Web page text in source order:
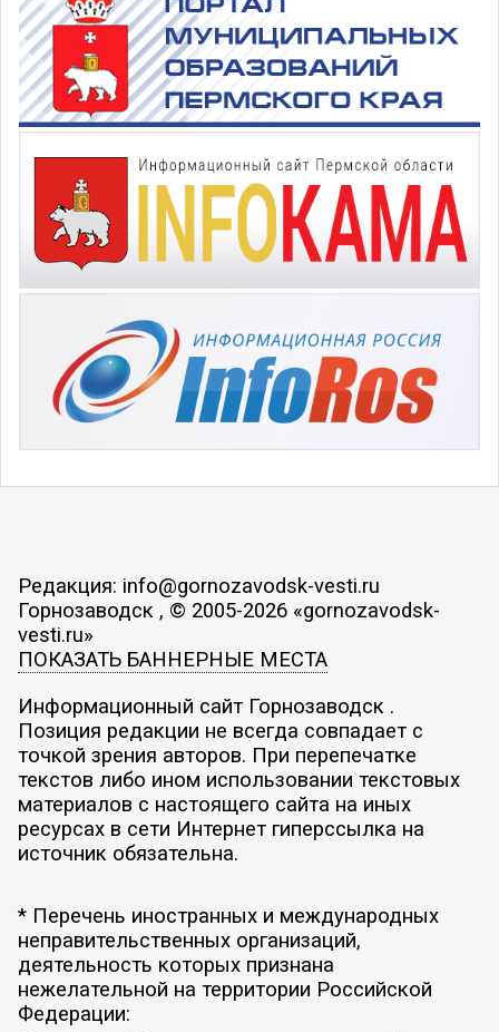
Редакция: info@gornozavodsk-vesti.ru
Горнозаводск , © 2005-2026 «gornozavodsk-
vesti.ru»
ПОКАЗАТЬ БАННЕРНЫЕ МЕСТА
Информационный сайт Горнозаводск .
Позиция редакции не всегда совпадает с
точкой зрения авторов. При перепечатке
текстов либо ином использовании текстовых
материалов с настоящего сайта на иных
ресурсах в сети Интернет гиперссылка на
источник обязательна.
* Перечень иностранных и международных
неправительственных организаций,
деятельность которых признана
нежелательной на территории Российской
Федерации: